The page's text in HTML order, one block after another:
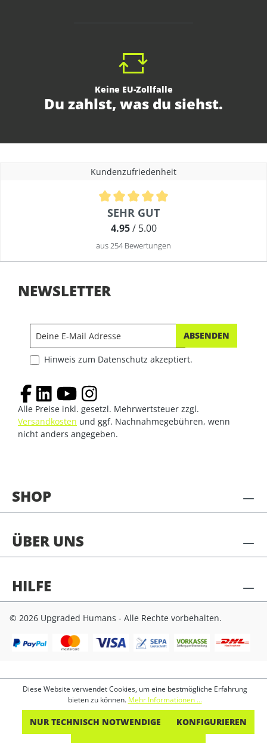
Keine EU-Zollfalle
Du zahlst, was du siehst.
Kundenzufriedenheit
Durchschnittliche Bewertung von 4.9 von 5 Sternen
SEHR GUT
4.95/ 5.00
aus 254 Bewertungen
SHOP
ÜBER UNS
HILFE
NEWSLETTER
ABSENDEN
Hinweis zum Datenschutz akzeptiert.
Alle Preise inkl. gesetzl. Mehrwertsteuer zzgl.
Versandkosten und ggf. Nachnahmegebühren, wenn
nicht anders angegeben.
© 2026 Upgraded Humans - Alle Rechte vorbehalten.
Diese Website verwendet Cookies, um eine bestmögliche Erfahrung
bieten zu können. Mehr Informationen ...
NUR TECHNISCH NOTWENDIGE KONFIGURIEREN